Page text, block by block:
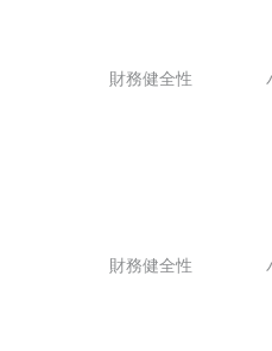
財務健全性
財務健全性